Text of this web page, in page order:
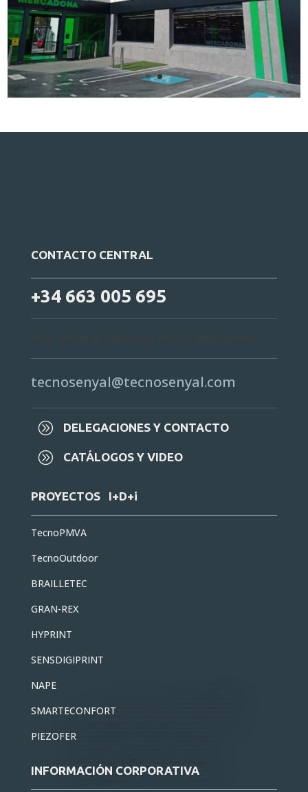
CONTACTO CENTRAL
+34 663 005 695
tecnosenyal@tecnosenyal.com
A DELEGACIONES Y CONTACTO
A CATÁLOGOS Y VIDEO
PROYECTOS I+D+i
TecnoPMVA
TecnoOutdoor
BRAILLETEC
GRAN-REX
HYPRINT
SENSDIGIPRINT
NAPE
SMARTECONFORT
PIEZOFER
INFORMACIÓN CORPORATIVA